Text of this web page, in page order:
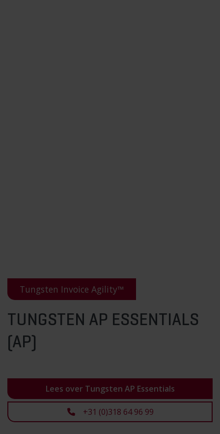
Tungsten Invoice Agility™
TUNGSTEN AP ESSENTIALS
(AP)
Lees over Tungsten AP Essentials
+31 (0)318 64 96 99